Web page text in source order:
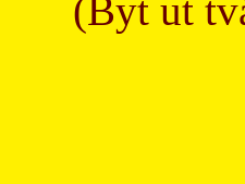
(Byt ut